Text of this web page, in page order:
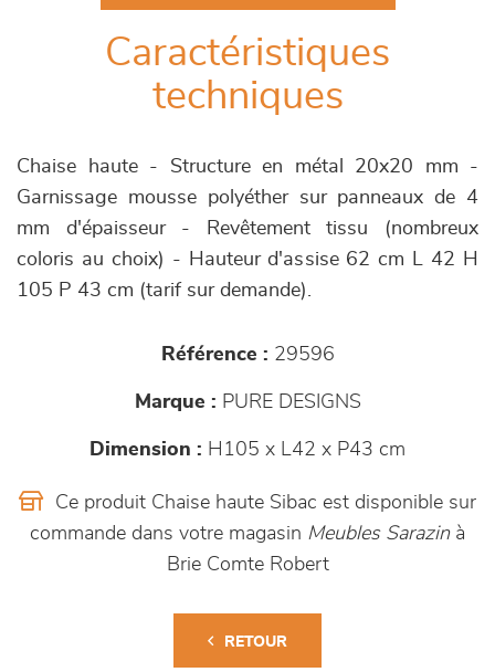
Caractéristiques
techniques
Chaise haute - Structure en métal 20x20 mm -
Garnissage mousse polyéther sur panneaux de 4
mm d'épaisseur - Revêtement tissu (nombreux
coloris au choix) - Hauteur d'assise 62 cm L 42 H
105 P 43 cm (tarif sur demande).
Référence : 29596
Marque : PURE DESIGNS
Dimension : H105 x L42 x P43 cm
Ce produit Chaise haute Sibac est disponible sur
commande dans votre magasin Meubles Sarazinà
Brie Comte Robert
RETOUR